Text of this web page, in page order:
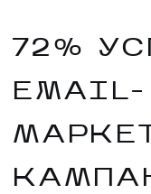
72%
EMAIL-